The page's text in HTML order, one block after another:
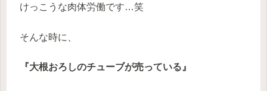
けっこうな肉体労働です…笑
そんな時に、
『大根おろしのチューブが売っている』